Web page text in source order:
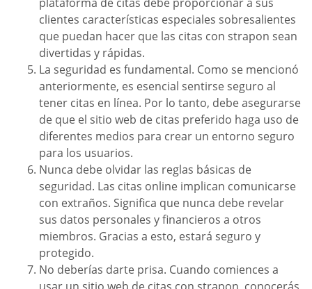
clientes características especiales sobresalientes
que puedan hacer que las citas con strapon sean
divertidas y rápidas.
La seguridad es fundamental. Como se mencionó
anteriormente, es esencial sentirse seguro al
tener citas en línea. Por lo tanto, debe asegurarse
de que el sitio web de citas preferido haga uso de
diferentes medios para crear un entorno seguro
para los usuarios.
Nunca debe olvidar las reglas básicas de
seguridad. Las citas online implican comunicarse
con extraños. Significa que nunca debe revelar
sus datos personales y financieros a otros
miembros. Gracias a esto, estará seguro y
protegido.
No deberías darte prisa. Cuando comiences a